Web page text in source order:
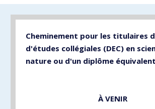
Cheminement pour les titulaires
d'études collégiales (DEC) en
nature ou d'un diplôme équivalent
À VENIR